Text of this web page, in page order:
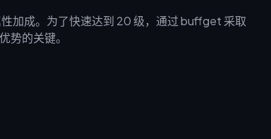
加成。为了快速达到 20 级，通过 buffget 采取
势的关键。